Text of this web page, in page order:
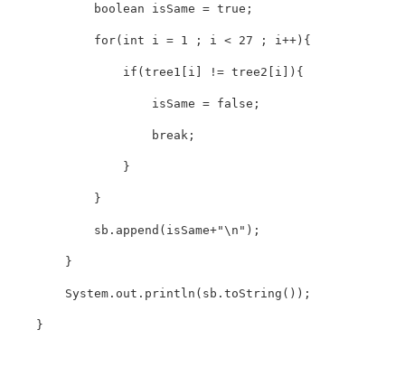
            boolean isSame = true;
            for(int i = 1 ; i < 27 ; i++){
                if(tree1[i] != tree2[i]){
                    isSame = false;
                    break;
                }
            }
            sb.append(isSame+"\n");
        }
        System.out.println(sb.toString());
    }